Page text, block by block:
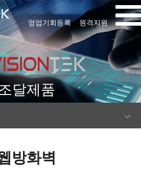
원격지원
영업기회등록
달제품
방화벽